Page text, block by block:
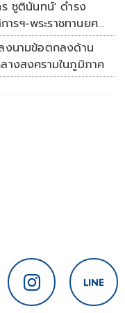
ร ชูตินันทน์' ดำรง
รฯ-พระราชทานยศ
งนามข้อตกลงด้าน
างสงครามในภูมิภาค